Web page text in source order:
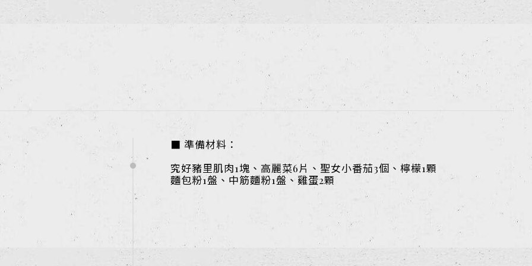
■ 準備材料：
究好豬里肌肉1塊、高麗菜6片、聖女小番茄3個、檸檬1顆
麵包粉1盤、中筋麵粉1盤、雞蛋2顆